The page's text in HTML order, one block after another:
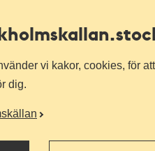
vi kakor, cookies, för
dig.